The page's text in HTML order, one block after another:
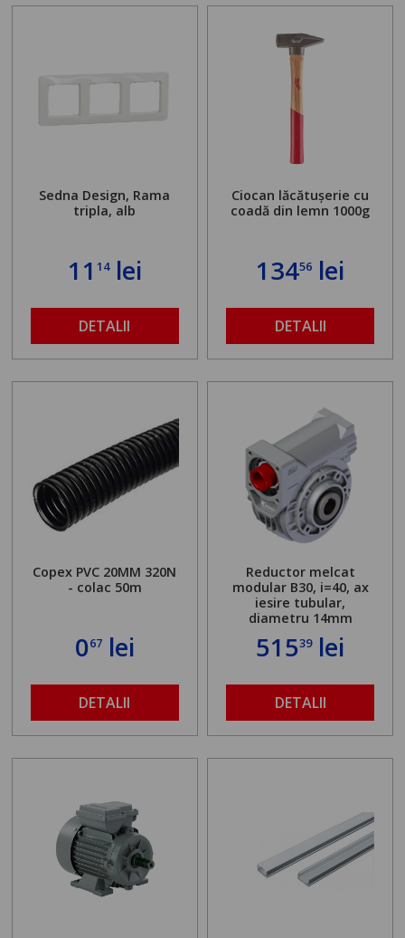
Sedna Design, Rama
tripla, alb
11 14lei
DETALII
Ciocan lăcătușerie cu
coadă din lemn 1000g
13456 lei
DETALII
Copex PVC 20MM 320N
- colac 50m
067lei
DETALII
Reductor melcat
modular B30, i=40, ax
iesire tubular,
diametru 14mm
51539lei
DETALII